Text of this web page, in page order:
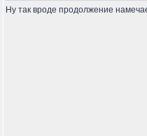
Ну так вроде продолжение